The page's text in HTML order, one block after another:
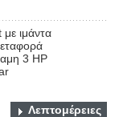
ιμάντα
3 ΗΡ
Λεπτομέρειες